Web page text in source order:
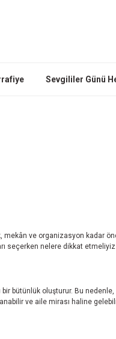
Sevgililer Günü
ve organizasyon kadar
seçerken nelere dikkat
bütünlük oluşturur. Bu
ve aile mirası haline